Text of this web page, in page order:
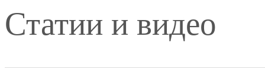
Статии и видео